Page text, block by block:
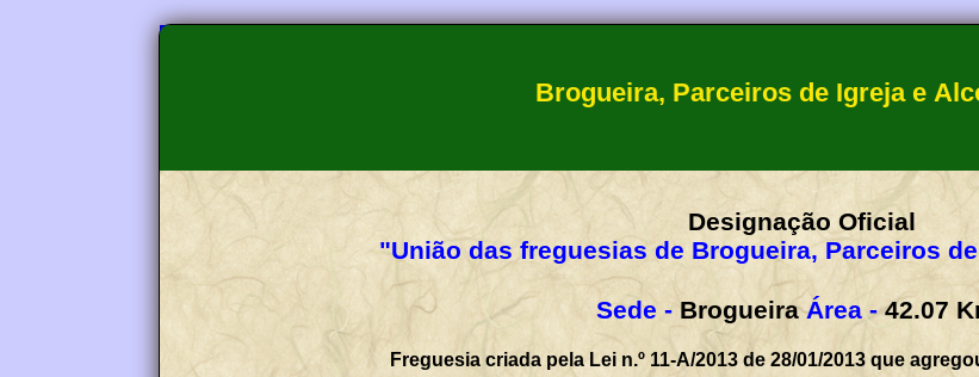
Brogueira, Parceiros de Igreja e
Designação Oficial
"União das freguesias de Brogueira, Parceiros
Sede - Brogueira Área - 42.07
Freguesia criada pela Lei n.º 11-A/2013 de 28/01/2013 que